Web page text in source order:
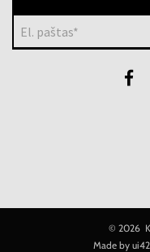
El. paštas*
© 2026
Made by ui42